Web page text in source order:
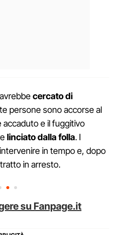
cercato di
persone sono accorse al
accaduto e il fuggitivo
linciato dalla folla. I
in tempo e, dopo
in arresto.
su Fanpage.it